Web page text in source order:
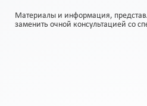
Материалы и информация,
заменить очной консультацией со